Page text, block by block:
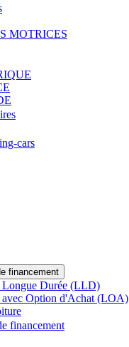
MOTRICES
cars
financement
Longue Durée (LLD)
Option d'Achat (LOA)
financement